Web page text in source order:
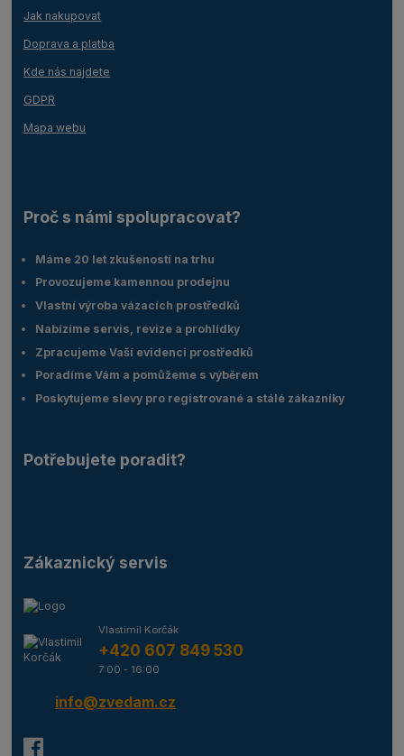
Jak nakupovat
Doprava a platba
Kde nás najdete
GDPR
Mapa webu
Proč s námi spolupracovat?
Máme 20 let zkušeností na trhu
Provozujeme kamennou prodejnu
Vlastní výroba vázacích prostředků
Nabízíme servis, revize a prohlídky
Zpracujeme Vaší evidenci prostředků
Poradíme Vám a pomůžeme s výběrem
Poskytujeme slevy pro registrované a stálé zákazníky
Potřebujete poradit?
Zákaznický servis
Vlastimil Korčák
+420 607 849 530
7:00 - 16:00
info@zvedam.cz